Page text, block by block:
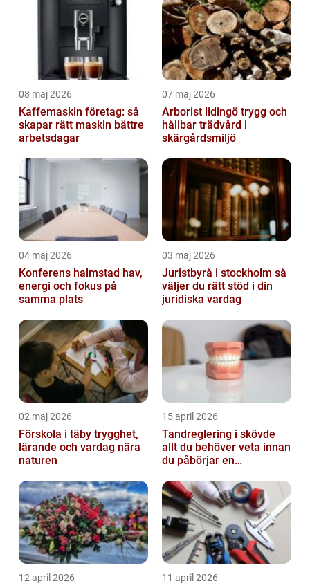
08 maj 2026
Kaffemaskin företag: så
skapar rätt maskin bättre
arbetsdagar
07 maj 2026
Arborist lidingö trygg och
hållbar trädvård i
skärgårdsmiljö
04 maj 2026
Konferens halmstad hav,
energi och fokus på
samma plats
03 maj 2026
Juristbyrå i stockholm så
väljer du rätt stöd i din
juridiska vardag
02 maj 2026
Förskola i täby trygghet,
lärande och vardag nära
naturen
15 april 2026
Tandreglering i skövde
allt du behöver veta innan
du påbörjar en
12 april 2026 11 april 2026